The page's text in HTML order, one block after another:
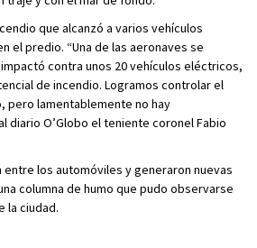
que alcanzó a varios vehículos
el predio. “Una de las aeronaves se
contra unos 20 vehículos eléctricos,
de incendio. Logramos controlar el
pero lamentablemente no hay
diario O’Globo el teniente coronel Fabio
entre los automóviles y generaron nuevas
columna de humo que pudo observarse
la ciudad.